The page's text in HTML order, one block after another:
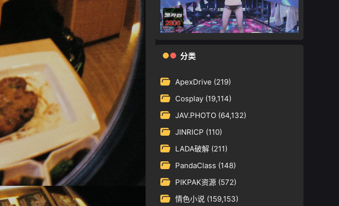
分类
ApexDrive (219)
Cosplay (19,114)
JAV.PHOTO (64,132)
JINRICP (110)
LADA破解 (211)
PandaClass (148)
PIKPAK资源 (572)
情色小说 (159,153)